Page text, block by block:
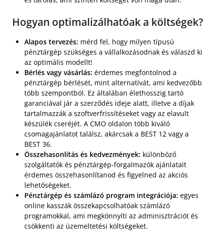
Hogyan optimalizálhatóak a költségek?
Alapos tervezés: mérd fel, hogy milyen típusú
pénztárgép szükséges a vállalkozásodnak és válaszd ki
az optimális modellt!
Bérlés vagy vásárlás: érdemes megfontolnod a
pénztárgép bérlését, mint alternatívát, ami kedvezőbb
több szempontból. Ez általában élethosszig tartó
garanciával jár a szerződés ideje alatt, illetve a díjak
tartalmazzák a szoftverfrissítéseket vagy az elavult
készülék cseréjét. A CMO oldalon több kiváló
csomagajánlatot találsz, akárcsak a BEST 12 vagy a
BEST 36.
Összehasonlítás és kedvezmények: különböző
szolgáltatók és pénztárgép-forgalmazók ajánlatait
érdemes összehasonlítanod és figyelned az akciós
lehetőségeket.
Pénztárgép és számlázó program integrációja: egyes
online kasszák összekapcsolhatóak számlázó
programokkal, ami megkönnyíti az adminisztrációt és
csökkenti az üzemeltetési költségeket.